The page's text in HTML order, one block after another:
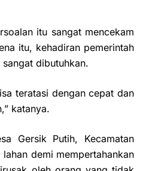
itu sangat mencekam
itu, kehadiran pemerintah
dibutuhkan.
teratasi dengan cepat dan
katanya.
Gersik Putih, Kecamatan
demi mempertahankan